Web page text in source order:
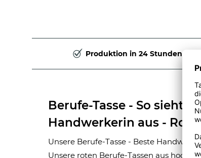
Produktion in 24 Stunden
Berufe-Tasse - So sieht
Handwerkerin aus - Rot
Unsere Berufe-Tasse - Beste
Unsere roten Berufe-Tassen aus